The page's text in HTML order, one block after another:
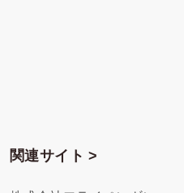
関連サイト >